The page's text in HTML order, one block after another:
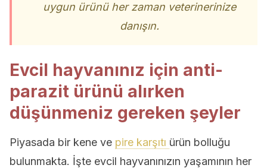
uygun ürünü her zaman veterinerinize
danışın.
Evcil hayvanınız için anti-
parazit ürünü alırken
düşünmeniz gereken şeyler
Piyasada bir kene ve pire karşıtı ürün bolluğu
bulunmakta. İşte evcil hayvanınızın yaşamının her